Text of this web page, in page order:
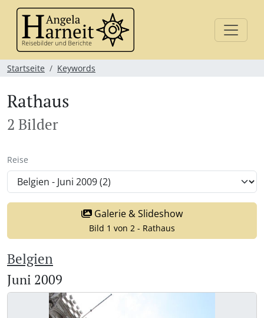
Startseite Keywords
Rathaus
2 Bilder
Reise
Galerie & Slideshow
Bild 1 von 2 - Rathaus
Belgien
Juni 2009